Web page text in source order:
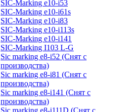
SIC-Marking e10-i53
SIC-Marking e10-i61s
SIC-Marking e10-i83
SIC-Marking e10-i113s
SIC-Marking e10-i141
SIC-Marking I103 L-G
Sic marking e8-i52 (Снят с
производства)
Sic marking e8-i81 (Снят с
производства)
Sic marking e8-i141 (Снят с
производства)
Sic marking e8-i111D (Снят с